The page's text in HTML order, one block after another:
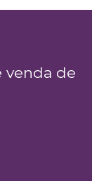
venda de